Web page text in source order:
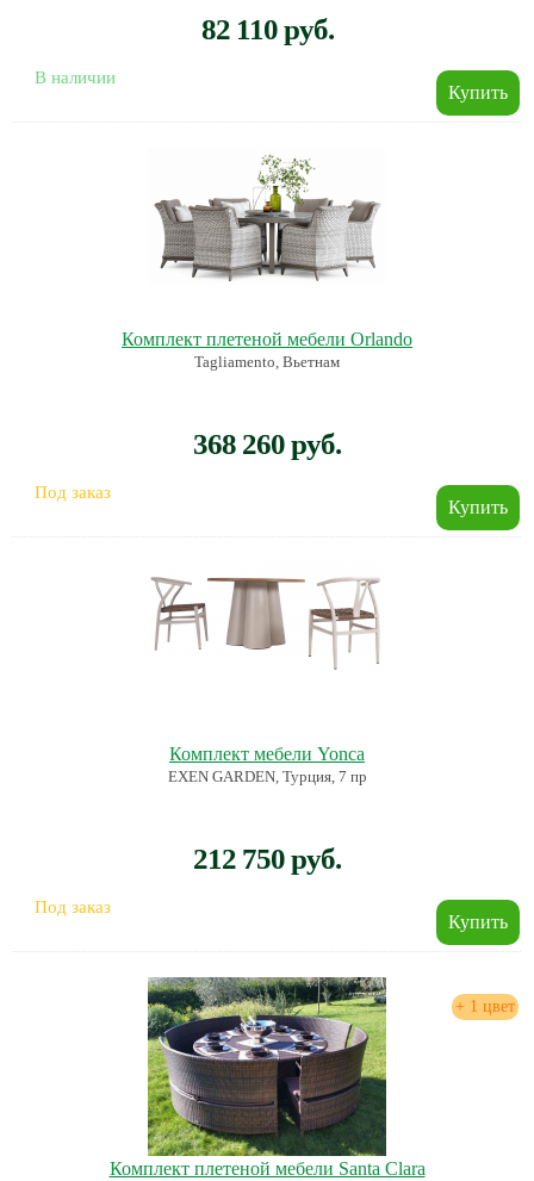
82 110 руб.
В наличии
Комплект плетеной мебели Orlando
Tagliamento, Вьетнам
368 260 руб.
Под заказ
Комплект мебели Yonca
EXEN GARDEN, Турция, 7 пр
212 750 руб.
Под заказ
+ 1 цвет
Комплект плетеной мебели Santa Clara